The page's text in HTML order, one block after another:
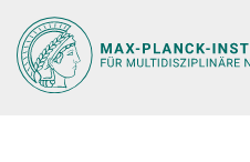
Hauptinhalt